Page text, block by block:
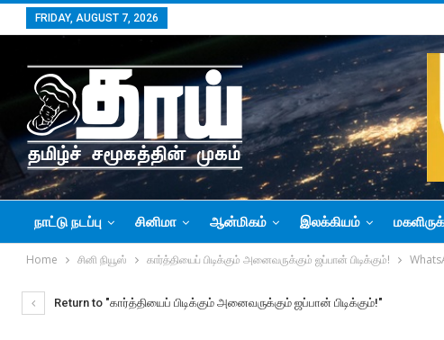
FRIDAY, AUGUST 7, 2026
நாட்டு நடப்பு சினிமா ஆன்மிகம் இலக்கியம்
Home சினி நியூஸ் கார்த்தியைப் பிடிக்கும் அனைவருக்கும் ஜப்பான் பிடிக்கும்!
Return to "கார்த்தியைப் பிடிக்கும் அனைவருக்கும் ஜப்பான் பிடிக்கும்!"